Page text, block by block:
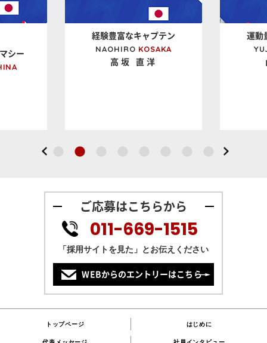
シー
経験豊富なキャプテン
NAOHIRO KOSAKA
高坂 直洋
運動
ご応募はこちらから
011-669-1515
「採用サイトを見た」とお伝えください
WEBからのエントリーはこちら
トップページ はじめに